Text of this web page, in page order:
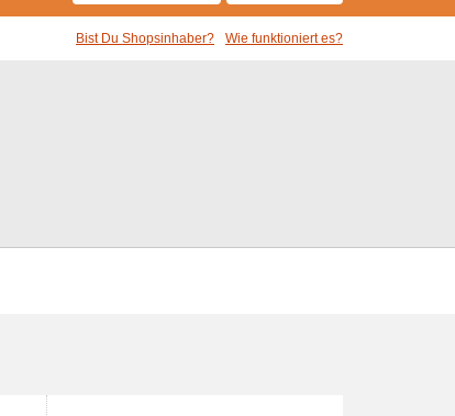
Bist Du Shopsinhaber? Wie funktioniert es?